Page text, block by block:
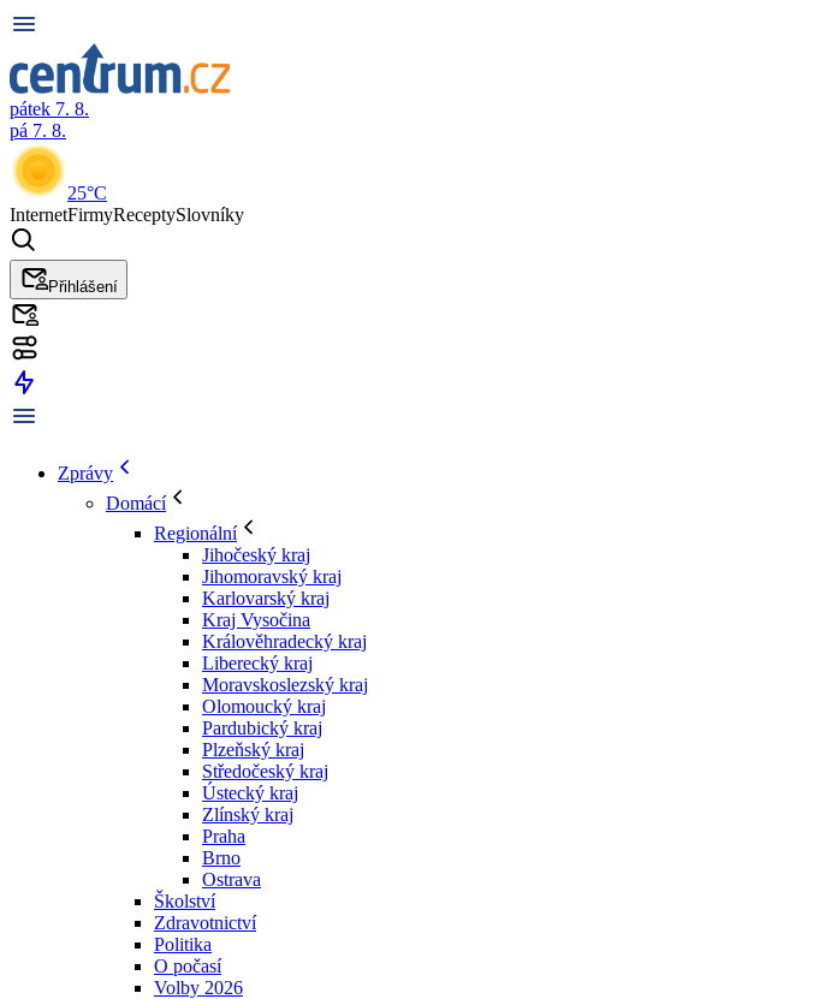
pátek 7. 8.
pá 7. 8.
25°C
InternetFirmyReceptySlovníky
Přihlášení
Zprávy
Domácí
Regionální
Jihočeský kraj
Jihomoravský kraj
Karlovarský kraj
Kraj Vysočina
Králověhradecký kraj
Liberecký kraj
Moravskoslezský kraj
Olomoucký kraj
Pardubický kraj
Plzeňský kraj
Středočeský kraj
Ústecký kraj
Zlínský kraj
Praha
Brno
Ostrava
Školství
Zdravotnictví
Politika
O počasí
Volby 2026